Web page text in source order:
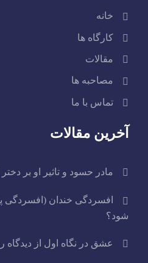
خانه
کارگاه ها
مقالات
مصاحبه ها
تماس با ما
آخرین مقالات
مادر حسود و تاثیر او بر دختر
افسردگی خندان (افسردگی
شود؟
عشق در نگاه اول از دیدگاه